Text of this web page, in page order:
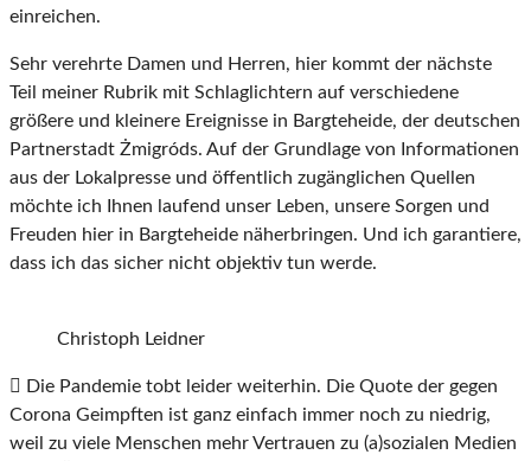
einreichen.
Sehr verehrte Damen und Herren, hier kommt der nächste
Teil meiner Rubrik mit Schlaglichtern auf verschiedene
größere und kleinere Ereignisse in Bargteheide, der deutschen
Partnerstadt Żmigróds. Auf der Grundlage von Informationen
aus der Lokalpresse und öffentlich zugänglichen Quellen
möchte ich Ihnen laufend unser Leben, unsere Sorgen und
Freuden hier in Bargteheide näherbringen. Und ich garantiere,
dass ich das sicher nicht objektiv tun werde.
Christoph Leidner
Die Pandemie tobt leider weiterhin. Die Quote der gegen
Corona Geimpften ist ganz einfach immer noch zu niedrig,
weil zu viele Menschen mehr Vertrauen zu (a)sozialen Medien